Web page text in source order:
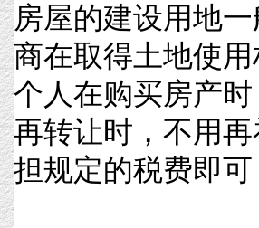
房屋的建设用地
商在取得土地使
个人在购买房产
再转让时，不用
担规定的税费即